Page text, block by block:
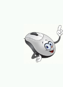
содержимому